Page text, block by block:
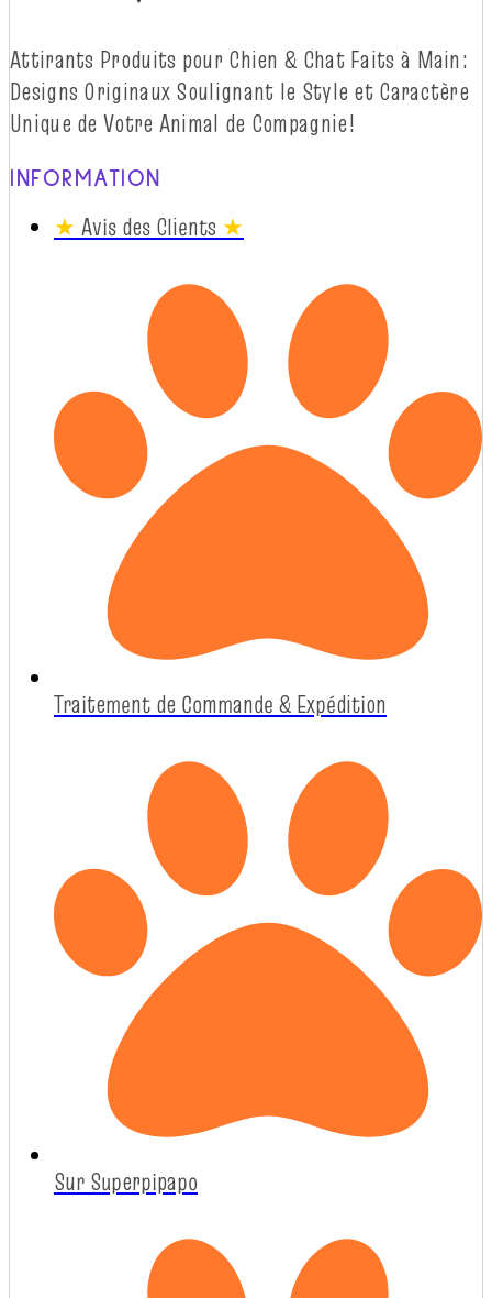
Attirants Produits pour Chien & Chat Faits à Main:
Designs Originaux Soulignant le Style et Caractère
Unique de Votre Animal de Compagnie!
INFORMATION
★ Avis des Clients ★
Traitement de Commande & Expédition
Sur Superpipapo